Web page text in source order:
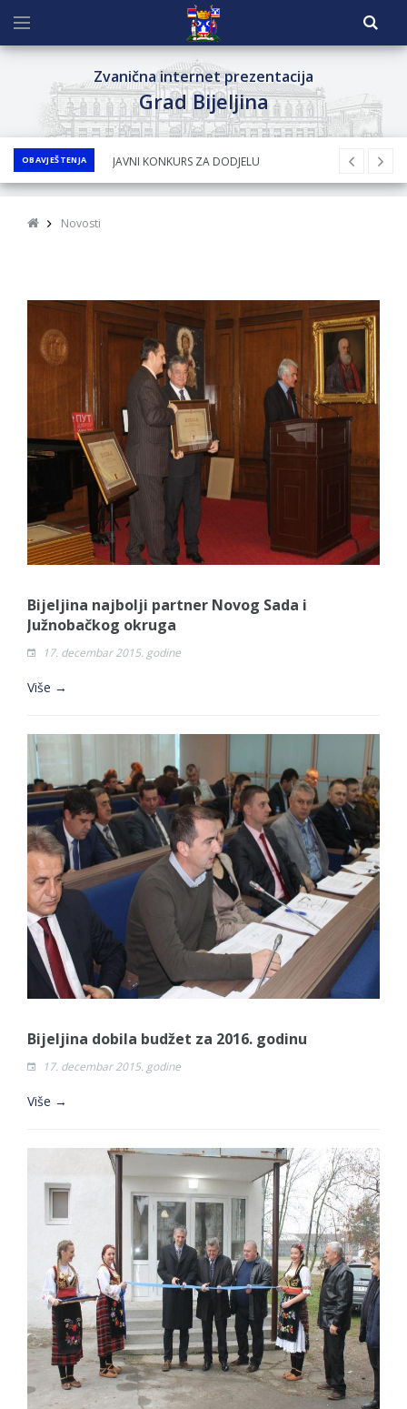
Zvanična internet prezentacija
Grad Bijeljina
OBAVJEŠTENJA
Obavještenje za preduzetnika - Nenad
Nukić
SOCIJALNE POTREBE
Obrasci zahtjeva za regresirano gorivo
dostupni od 13. marta do 15. novembra
Zahtjev za izdavanje PONOSNE KARTICE
Obavještenje za preduzetnika - Vera Ujić
JAVNI POZIV ZA PRIJAVU NEPROPISNOG
ODLAGANjA OTPADA UZ DODJELU
FINANSIJSKE NAGRADE
JAVNI KONKURS ZA DODJELU
BESPOVRATNIH SREDSTAVA ZA
OKUĆNICOM NA TERITORIJI GRADA BIJELjINA
Novosti
Bijeljina najbolji partner Novog Sada i
Južnobačkog okruga
17. decembar 2015. godine
Više →
Bijeljina dobila budžet za 2016. godinu
17. decembar 2015. godine
Više →